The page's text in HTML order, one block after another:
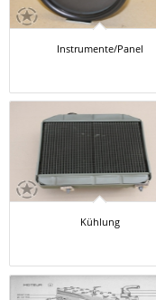
Instrumente/Panel
Kühlung